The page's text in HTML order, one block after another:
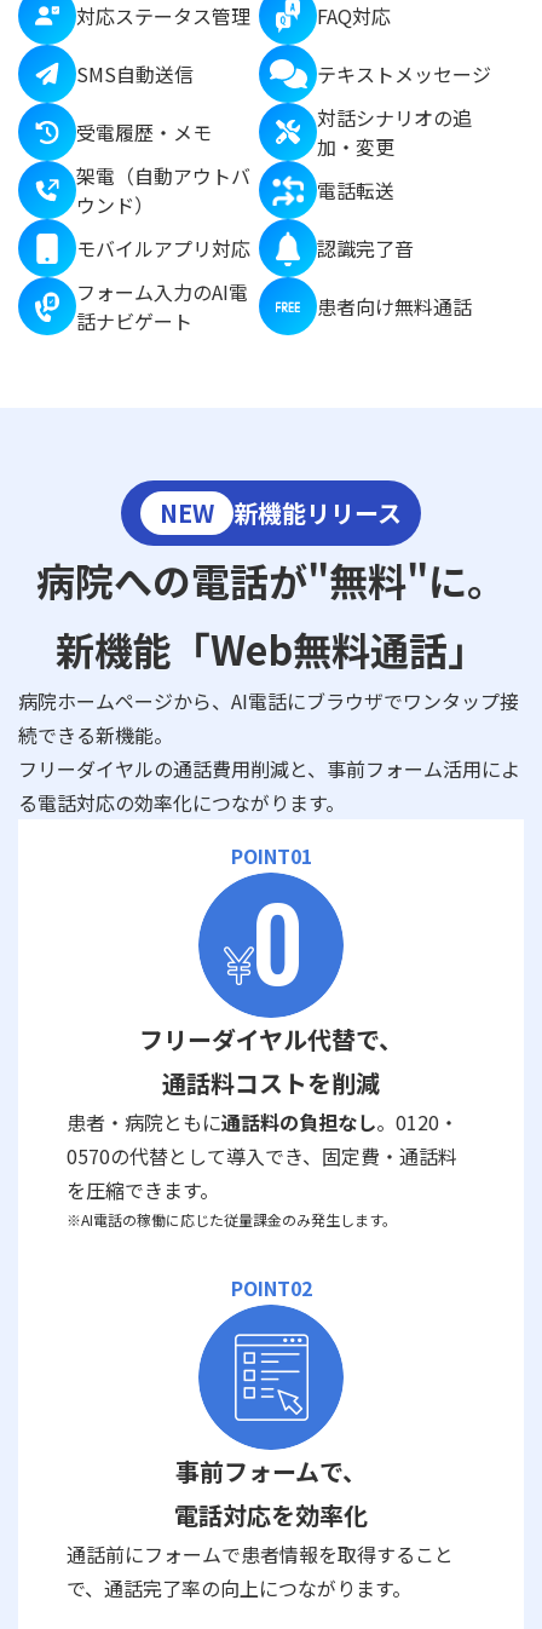
対応ステータス管理
FAQ対応
SMS自動送信
テキストメッセージ
受電履歴・メモ
対話シナリオの追
加・変更
架電（自動アウトバ
ウンド）
電話転送
モバイルアプリ対応
認識完了音
フォーム入力のAI電
話ナビゲート
患者向け無料通話
NEW 新機能リリース
病院への電話が"無料"に。
新機能「Web無料通話」
病院ホームページから、AI電話にブラウザでワンタップ接
続できる新機能。
フリーダイヤルの通話費用削減と、事前フォーム活用によ
る電話対応の効率化につながります。
POINT01
フリーダイヤル代替で、
通話料コストを削減
患者・病院ともに通話料の負担なし。0120・
0570の代替として導入でき、固定費・通話料
を圧縮できます。
※AI電話の稼働に応じた従量課金のみ発生します。
POINT02
事前フォームで、
電話対応を効率化
通話前にフォームで患者情報を取得すること
で、通話完了率の向上につながります。